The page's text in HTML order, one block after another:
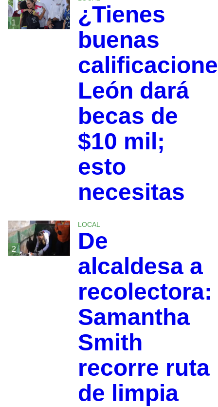
1
¿Tienes
buenas
León dará
becas de
$10 mil;
esto
necesitas
2
LOCAL
De
alcaldesa a
recolectora:
Samantha
Smith
recorre ruta
de limpia